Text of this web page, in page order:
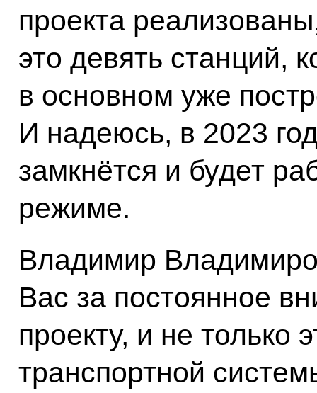
проекта
это девять станций,
в основном уже
И надеюсь, в 2023
замкнётся и будет
режиме.
Владимир
Вас за постоянное
проекту, и не только
транспортной